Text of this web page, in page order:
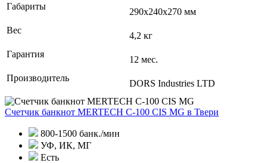
Габариты
290х240х270 мм
Вес
4,2 кг
Гарантия
12 мес.
Производитель
DORS Industries LTD
Счетчик банкнот MERTECH C-100 CIS MG в Твери
800-1500 банк./мин
УФ, ИК, МГ
Есть